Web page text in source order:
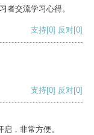
者交流学习心得。
支持[0] 反对[0]
支持[0] 反对[0]
，非常方便。